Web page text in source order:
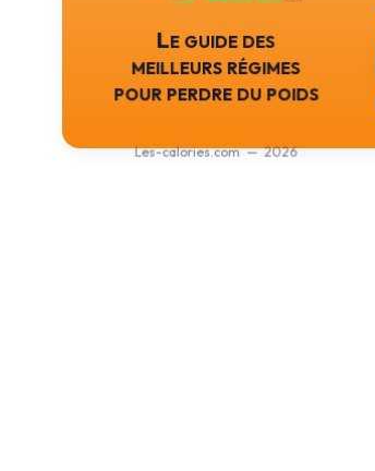
Le guide des
meilleurs régimes
pour perdre du poids
Les-calories.com — 2026